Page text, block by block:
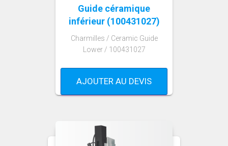
Guide céramique
inférieur (100431027)
Charmilles / Ceramic Guide
Lower / 100431027
AJOUTER AU DEVIS